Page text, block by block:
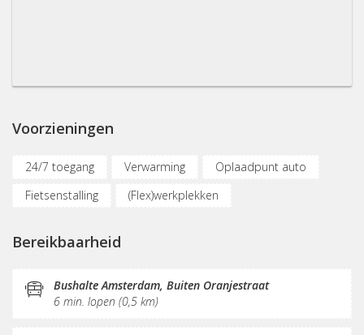
Voorzieningen
24/7 toegang Verwarming
Oplaadpunt auto
Fietsenstalling
(Flex)werkplekken
Internetmogelijkheden
Sociaal hart
Koffie/thee
Gemeubileerd
Pantry
Schoonmaak
Bereikbaarheid
Bushalte Amsterdam, Buiten Oranjestraat
6 min. lopen (0,5 km)